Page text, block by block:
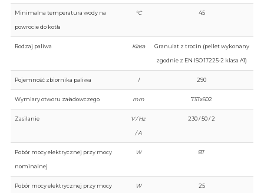
Minimalna temperatura wody na
powrocie do kotła
°C 45
Rodzaj paliwa Klasa Granulat z trocin (pellet wykonany
zgodnie z EN ISO 17225-2 klasa A1)
Pojemność zbiornika paliwa l 290
Wymiary otworu załadowczego mm 737x602
Zasilanie V / Hz
/ A
230 / 50 / 2
Pobór mocy elektrycznej przy mocy
nominalnej
W 87
Pobór mocy elektrycznej przy mocy W 25